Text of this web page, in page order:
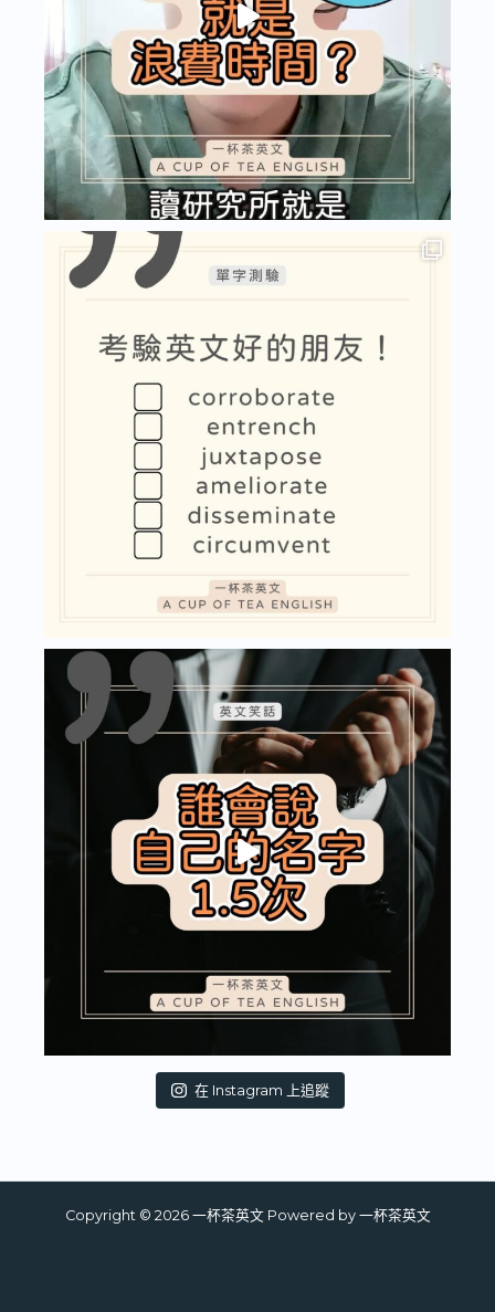
在 Instagram 上追蹤
Copyright © 2026 一杯茶英文 Powered by 一杯茶英文